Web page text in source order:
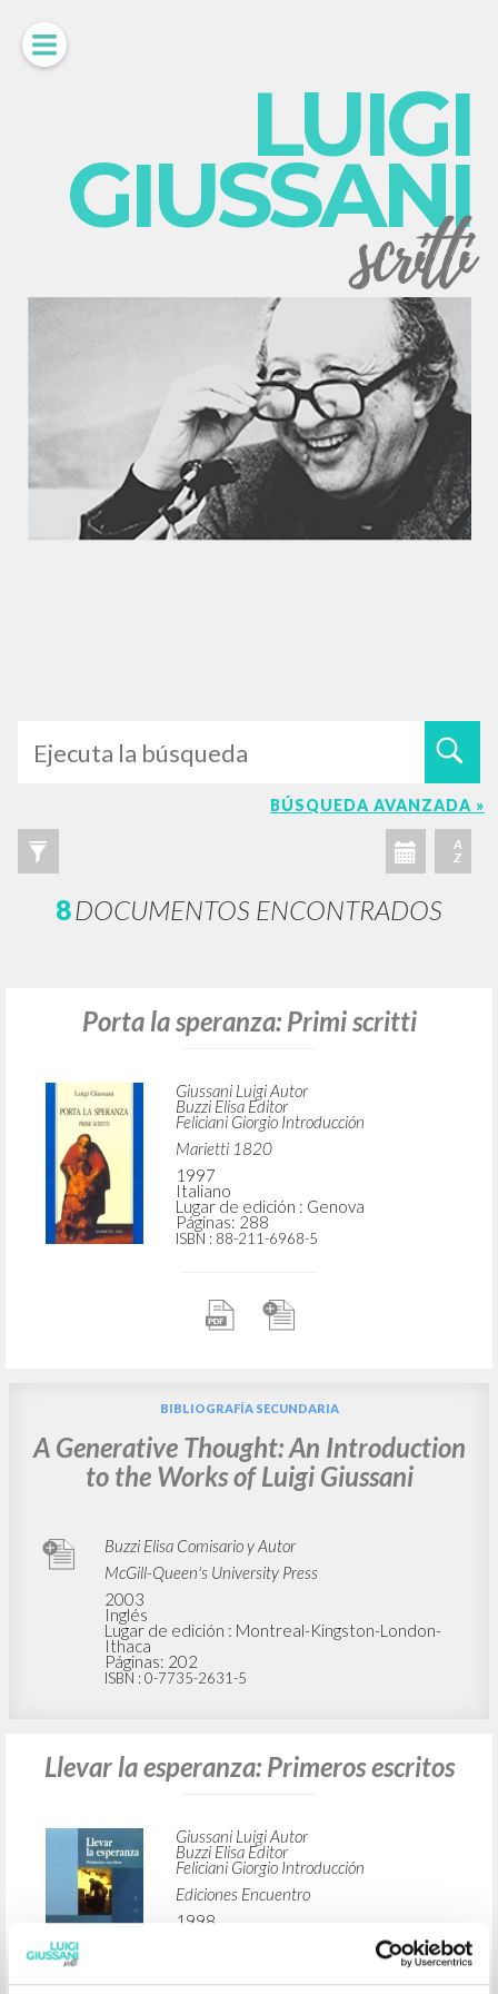
LUIGI
GIUSSANI
scritti
BÚSQUEDA AVANZADA »
A
Z
8DOCUMENTOS ENCONTRADOS
Porta la speranza: Primi scritti
Giussani Luigi Autor
Buzzi Elisa Editor
Feliciani Giorgio Introducción
Marietti 1820
1997
Italiano
Lugar de edición : Genova
Páginas: 288
ISBN : 88-211-6968-5
BIBLIOGRAFÍA SECUNDARIA
A Generative Thought: An Introduction
to the Works of Luigi Giussani
Buzzi Elisa Comisario y Autor
McGill-Queen's University Press
2003
Inglés
Lugar de edición : Montreal-Kingston-London-
Ithaca
Páginas: 202
ISBN : 0-7735-2631-5
Llevar la esperanza: Primeros escritos
Giussani Luigi Autor
Buzzi Elisa Editor
Feliciani Giorgio Introducción
Ediciones Encuentro
1998
ISBN: 84-7490-489-7